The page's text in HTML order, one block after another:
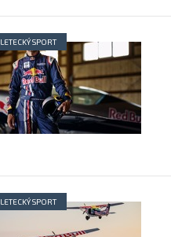
LETECKÝ SPORT
LETECKÝ SPORT